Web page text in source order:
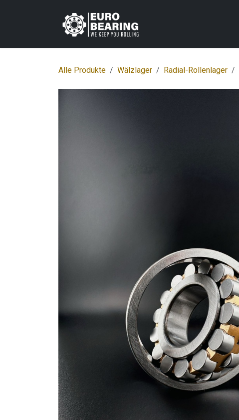
Alle Produkte Wälzlager Radial-Rollenlager